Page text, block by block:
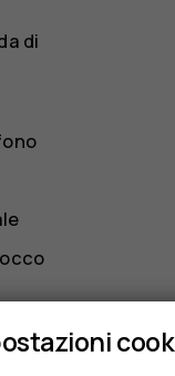
di